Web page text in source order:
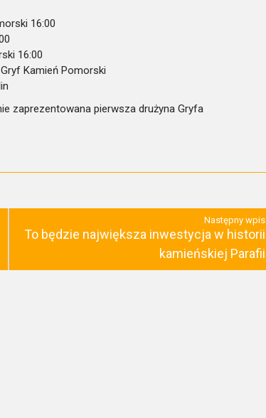
16:00
16:00
Kamień Pomorski
zaprezentowana pierwsza drużyna Gryfa
Następny wpis
To będzie największa inwestycja w historii
kamieńskiej Parafii